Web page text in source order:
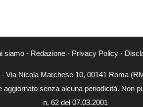
siamo- Redazione- Privacy Policy-
Via Nicola Marchese 10, 00141 Roma
senza alcuna periodicità. Non
n. 62 del 07.03.2001